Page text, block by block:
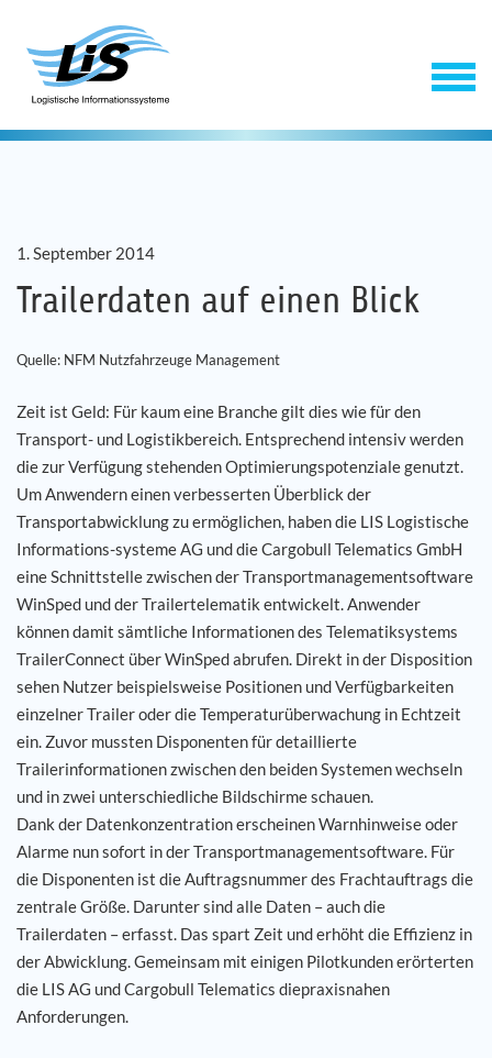
Software
Service
Unternehmen
Karriere
Referenzen
News
Kontakt
1. September 2014
Trailerdaten auf einen Blick
Quelle: NFM Nutzfahrzeuge Management
Zeit ist Geld: Für kaum eine Branche gilt dies wie für den
Transport- und Logistikbereich. Entsprechend intensiv werden
die zur Verfügung stehenden Optimierungspotenziale genutzt.
Um Anwendern einen verbesserten Überblick der
Transportabwicklung zu ermöglichen, haben die LIS Logistische
Informations-systeme AG und die Cargobull Telematics GmbH
eine Schnittstelle zwischen der Transportmanagementsoftware
WinSped und der Trailertelematik entwickelt. Anwender
können damit sämtliche Informationen des Telematiksystems
TrailerConnect über WinSped abrufen. Direkt in der Disposition
sehen Nutzer beispielsweise Positionen und Verfügbarkeiten
einzelner Trailer oder die Temperaturüberwachung in Echtzeit
ein. Zuvor mussten Disponenten für detaillierte
Trailerinformationen zwischen den beiden Systemen wechseln
und in zwei unterschiedliche Bildschirme schauen.
Dank der Datenkonzentration erscheinen Warnhinweise oder
Alarme nun sofort in der Transportmanagementsoftware. Für
die Disponenten ist die Auftragsnummer des Frachtauftrags die
zentrale Größe. Darunter sind alle Daten – auch die
Trailerdaten – erfasst. Das spart Zeit und erhöht die Effizienz in
der Abwicklung. Gemeinsam mit einigen Pilotkunden erörterten
die LIS AG und Cargobull Telematics diepraxisnahen
Anforderungen.